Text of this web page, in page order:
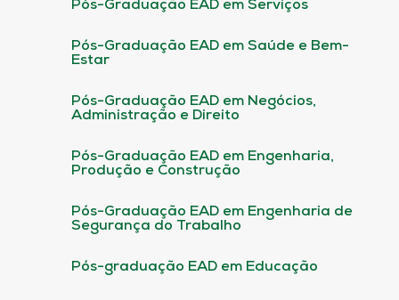
Pós-Graduação EAD em Serviços
Pós-Graduação EAD em Saúde e Bem-
Estar
Pós-Graduação EAD em Negócios,
Administração e Direito
Pós-Graduação EAD em Engenharia,
Produção e Construção
Pós-Graduação EAD em Engenharia de
Segurança do Trabalho
Pós-graduação EAD em Educação